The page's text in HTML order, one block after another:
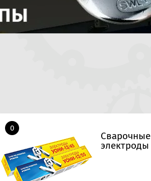
0
Сварочные
электроды